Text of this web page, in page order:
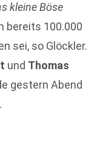
kleine Böse
bereits 100.000
sei, so Glöckler.
und Thomas
gestern Abend